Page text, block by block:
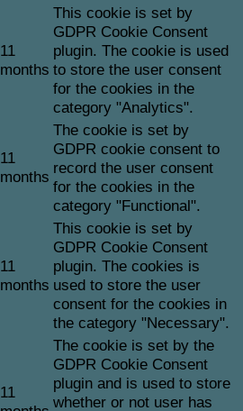
11
months
This cookie is set by
GDPR Cookie Consent
plugin. The cookie is used
to store the user consent
for the cookies in the
category "Analytics".
11
months
The cookie is set by
GDPR cookie consent to
record the user consent
for the cookies in the
category "Functional".
11
months
This cookie is set by
GDPR Cookie Consent
plugin. The cookies is
used to store the user
consent for the cookies in
the category "Necessary".
11
The cookie is set by the
GDPR Cookie Consent
plugin and is used to store
whether or not user has